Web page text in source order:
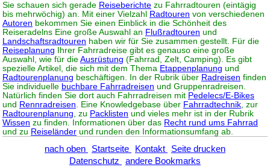
Sie schauen sich gerade Reiseberichte zu Fahrradtouren (eintägig
bis mehrwöchig) an. Mit einer Vielzahl
Radtouren von verschiedenen
Autoren bekommen Sie einen Einblick in die Schönheit des
Reiseradelns Eine große Auswahl an Flußradtouren und
Landschaftsradtouren haben wir für Sie zusammen gestellt. Für die
Reiseplanung Ihrer Fahrradreise gibt es genauso eine große
Auswahl, wie für die Ausrüstung (Fahrrad, Zelt, Camping). Es gibt
spezielle Artikel, die sich mit dem Thema Etappenplanung und
Radtourenplanung beschäftigen. In der Rubrik über Radreisen finden
Sie individuelle buchbare Fahrradreisen und Gruppenradreisen.
Natürlich finden Sie dort auch Fahrradreisen mit Pedelecs/E-Bikes
und Rennradreisen. Eine Knowledgebase über Fahrradtechnik, zur
Radtourenplanung, zu Packlisten und vieles mehr ist in der Rubrik
Wissen zu finden. Informationen über das Recht rund ums Fahrrad
und zu Reiseländer und runden den Informationsumfang ab.
nach oben Startseite Kontakt
Seite drucken
Datenschutz
andere Bookmarks